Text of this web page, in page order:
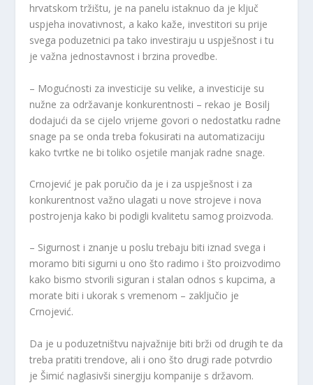
hrvatskom tržištu, je na panelu istaknuo da je ključ
uspjeha inovativnost, a kako kaže, investitori su prije
svega poduzetnici pa tako investiraju u uspješnost i tu
je važna jednostavnost i brzina provedbe.
– Mogućnosti za investicije su velike, a investicije su
nužne za održavanje konkurentnosti – rekao je Bosilj
dodajući da se cijelo vrijeme govori o nedostatku radne
snage pa se onda treba fokusirati na automatizaciju
kako tvrtke ne bi toliko osjetile manjak radne snage.
Crnojević je pak poručio da je i za uspješnost i za
konkurentnost važno ulagati u nove strojeve i nova
postrojenja kako bi podigli kvalitetu samog proizvoda.
– Sigurnost i znanje u poslu trebaju biti iznad svega i
moramo biti sigurni u ono što radimo i što proizvodimo
kako bismo stvorili siguran i stalan odnos s kupcima, a
morate biti i ukorak s vremenom – zaključio je
Crnojević.
Da je u poduzetništvu najvažnije biti brži od drugih te da
treba pratiti trendove, ali i ono što drugi rade potvrdio
je Šimić naglasivši sinergiju kompanije s državom.